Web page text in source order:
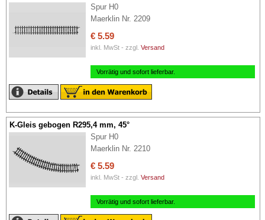
Spur H0
Maerklin Nr. 2209
€ 5.59
inkl. MwSt - zzgl. Versand
Vorrätig und sofort lieferbar.
K-Gleis gebogen R295,4 mm, 45°
Spur H0
Maerklin Nr. 2210
€ 5.59
inkl. MwSt - zzgl. Versand
Vorrätig und sofort lieferbar.